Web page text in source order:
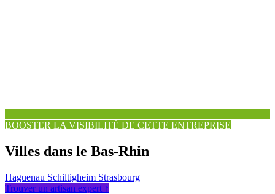
BOOSTER LA VISIBILITÉ DE CETTE ENTREPRISE
Villes dans le Bas-Rhin
Haguenau Schiltigheim Strasbourg
Trouver un artisan expert ↑